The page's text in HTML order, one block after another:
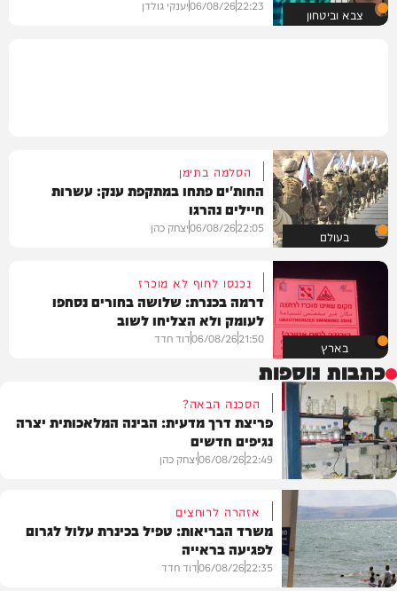
צבא וביטחון 22:23
06/08/26יענקי גולדן
בעולם
הסלמה בתימן
החות'ים פתחו במתקפת ענק: עשרות
חיילים נהרגו
22:05
06/08/26יצחק כהן
בארץ
נכנסו לחוף לא מוכרז
דרמה בכנרת: שלושה בחורים נסחפו
לעומק ולא הצליחו לשוב
21:50
06/08/26דוד חדד
כתבות נוספות
בריאות
הסכנה הבאה?
פריצת דרך מדעית: הבינה המלאכותית יצרה
נגיפים חדשים
22:49
06/08/26יצחק כהן
אזהרה לרוחצים
משרד הבריאות: טפיל בכינרת עלול לגרום
לפגיעה בראייה
22:35
06/08/26דוד חדד